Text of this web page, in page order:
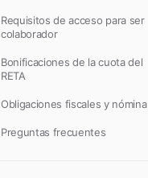
Requisitos de acceso para ser
colaborador
Bonificaciones de la cuota del
RETA
Obligaciones fiscales y nómina
Preguntas frecuentes